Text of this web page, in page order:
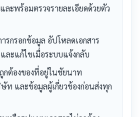
ละพร้อมตรวจรายละเอียดด้วยตัว
รกรอกข้อมูล อัปโหลดเอกสาร
ละแก้ไขเมื่อระบบแจ้งกลับ
กต้องของที่อยู่ในชัยนาท
ท และข้อมูลผู้เกี่ยวข้องก่อนส่งทุก